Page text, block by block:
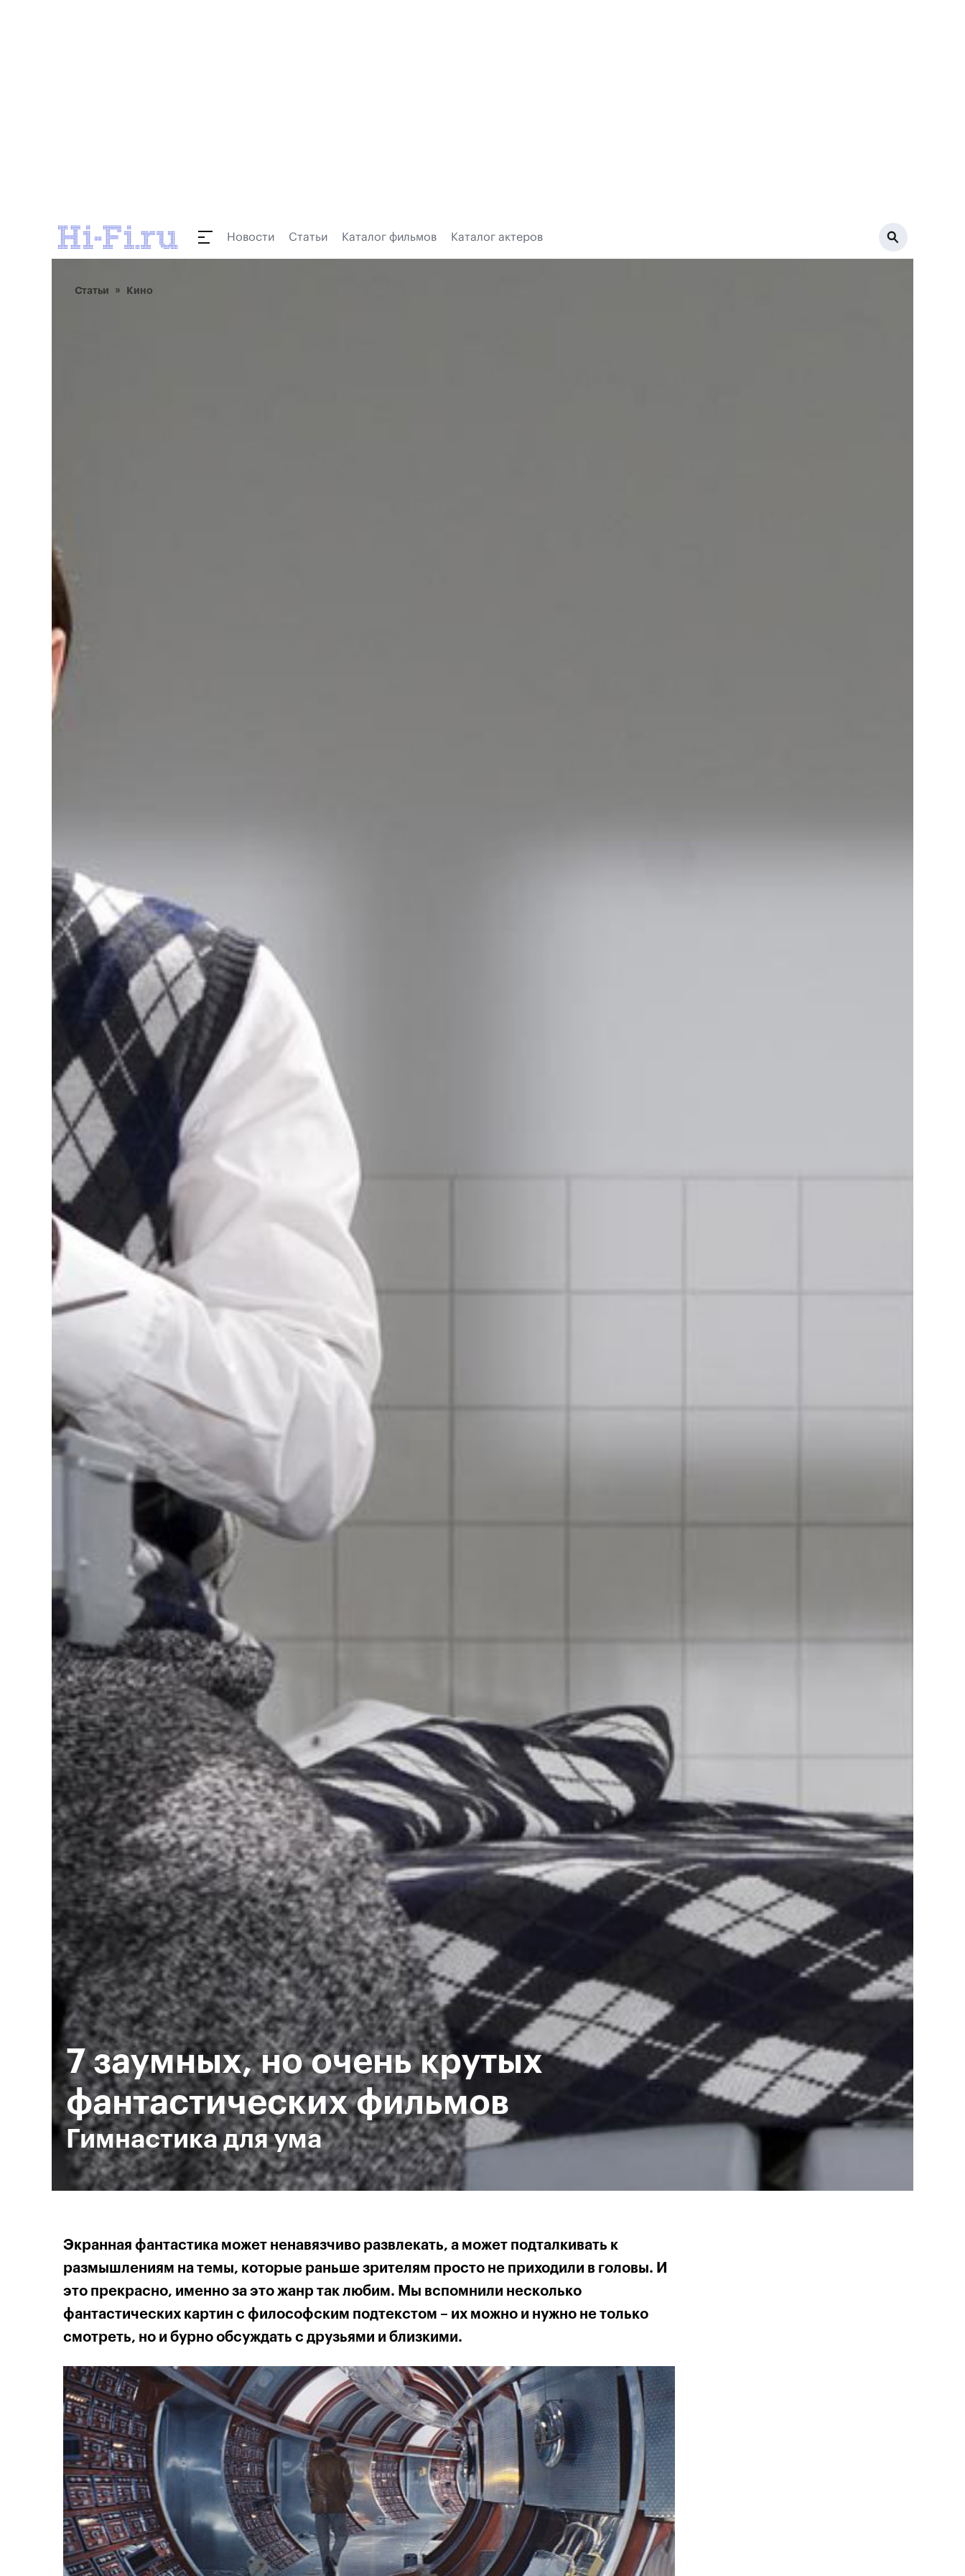
Новости Статьи Каталог фильмов Каталог актеров
Статьи Кино
7 заумных, но очень крутых
фантастических фильмов
Гимнастика для ума
Экранная фантастика может ненавязчиво развлекать, а может подталкивать к
размышлениям на темы, которые раньше зрителям просто не приходили в головы. И
это прекрасно, именно за это жанр так любим. Мы вспомнили несколько
фантастических картин с философским подтекстом – их можно и нужно не только
смотреть, но и бурно обсуждать с друзьями и близкими.